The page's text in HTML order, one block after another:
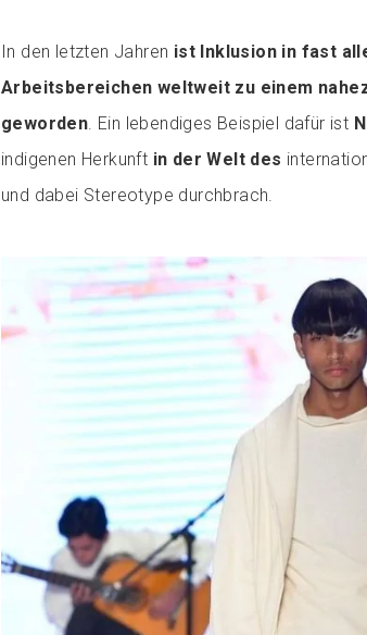
In den letzten Jahren ist Inklusion in fast
Arbeitsbereichen weltweit zu einem
geworden . Ein lebendiges Beispiel dafür ist
indigenen Herkunft in der Welt des
und dabei Stereotype durchbrach.